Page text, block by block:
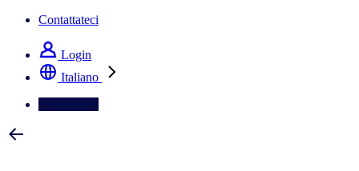
Contattateci
Login
Italiano